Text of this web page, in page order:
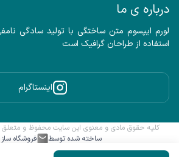
درباره ی ما
استفاده از طراحان گرافیک است
اینستاگرام
کلیه حقوق مادی و معنوی این سایت محفوظ و متعلق
ساخته شده توسط
فروشگاه